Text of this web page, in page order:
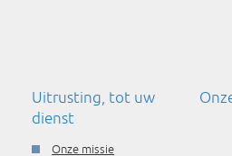
Uitrusting, tot uw
dienst
Onze missie